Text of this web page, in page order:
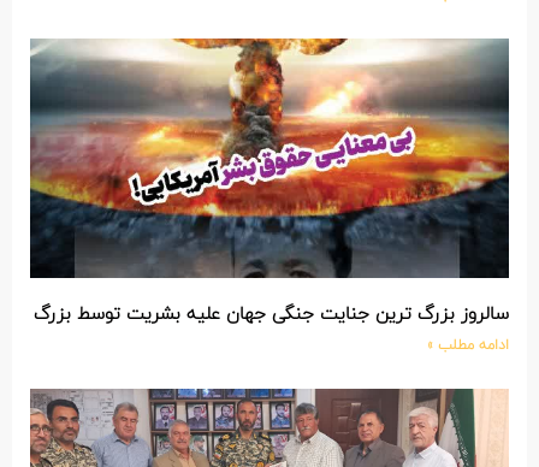
سالروز بزرگ ترین جنایت جنگی جهان علیه بشریت توسط بزرگ
ادامه مطلب »